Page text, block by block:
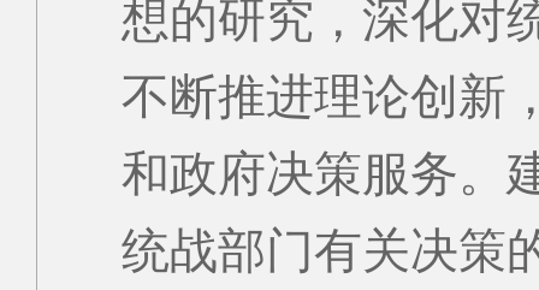
想的研究，深化对
不断推进理论创新
和政府决策服务。
统战部门有关决策